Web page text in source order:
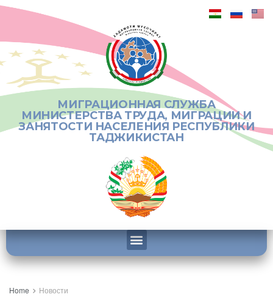
МИГРАЦИОННАЯ СЛУЖБА
МИНИСТЕРСТВА ТРУДА, МИГРАЦИИ И
ЗАНЯТОСТИ НАСЕЛЕНИЯ РЕСПУБЛИКИ
ТАДЖИКИСТАН
Home Новости